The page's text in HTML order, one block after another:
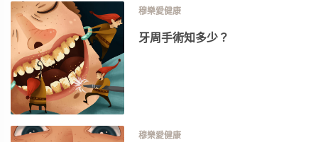
穆樂愛健康
牙周手術知多少？
穆樂愛健康